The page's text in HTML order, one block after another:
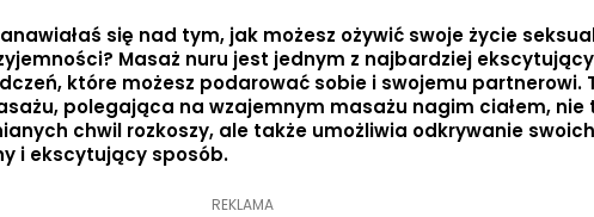
się nad tym, jak możesz ożywić swoje życie
Masaż nuru jest jednym z najbardziej
które możesz podarować sobie i swojemu partnerowi.
polegająca na wzajemnym masażu nagim ciałem, nie
chwil rozkoszy, ale także umożliwia odkrywanie
i ekscytujący sposób.
REKLAMA